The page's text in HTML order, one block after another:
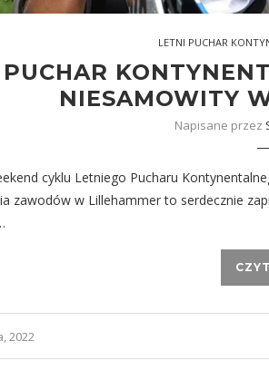
LETNI PUCHAR
PUCHAR
NIESAMOWITY
Napisane przez
cyklu Letniego Pucharu
zawodów w Lillehammer to serdecznie
2022